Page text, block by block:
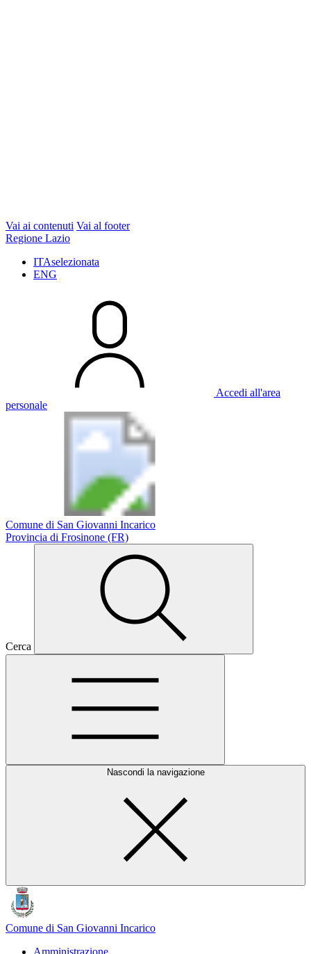
Vai ai contenuti Vai al footer
Regione Lazio
ITAselezionata
ENG
Accedi all'area
personale
Comune di San Giovanni Incarico
Provincia di Frosinone (FR)
Cerca
Nascondi la navigazione
Comune di San Giovanni Incarico
Amministrazione